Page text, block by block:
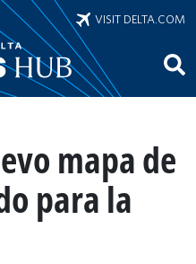
VISIT DELTA.COM
mapa de
para la